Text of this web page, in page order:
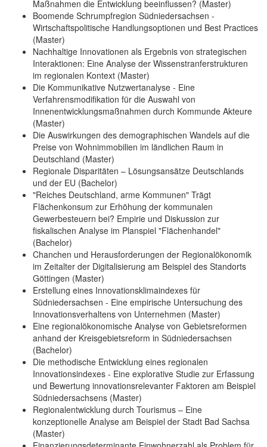
Maßnahmen die Entwicklung beeinflussen? (Master)
Boomende Schrumpfregion Südniedersachsen -
Wirtschaftspolitische Handlungsoptionen und Best Practices
(Master)
Nachhaltige Innovationen als Ergebnis von strategischen
Interaktionen: Eine Analyse der Wissenstranferstrukturen
im regionalen Kontext (Master)
Die Kommunikative Nutzwertanalyse - Eine
Verfahrensmodifikation für die Auswahl von
Innenentwicklungsmaßnahmen durch Kommunde Akteure
(Master)
Die Auswirkungen des demographischen Wandels auf die
Preise von Wohnimmobilien im ländlichen Raum in
Deutschland (Master)
Regionale Disparitäten – Lösungsansätze Deutschlands
und der EU (Bachelor)
"Reiches Deutschland, arme Kommunen" Trägt
Flächenkonsum zur Erhöhung der kommunalen
Gewerbesteuern bei? Empirie und Diskussion zur
fiskalischen Analyse im Planspiel "Flächenhandel"
(Bachelor)
Chanchen und Herausforderungen der Regionalökonomik
im Zeitalter der Digitalisierung am Beispiel des Standorts
Göttingen (Master)
Erstellung eines Innovationsklimaindexes für
Südniedersachsen - Eine empirische Untersuchung des
Innovationsverhaltens von Unternehmen (Master)
Eine regionalökonomische Analyse von Gebietsreformen
anhand der Kreisgebietsreform in Südniedersachsen
(Bachelor)
Die methodische Entwicklung eines regionalen
Innovationsindexes - Eine explorative Studie zur Erfassung
und Bewertung innovationsrelevanter Faktoren am Beispiel
Südniedersachsens (Master)
Regionalentwicklung durch Tourismus – Eine
konzeptionelle Analyse am Beispiel der Stadt Bad Sachsa
(Master)